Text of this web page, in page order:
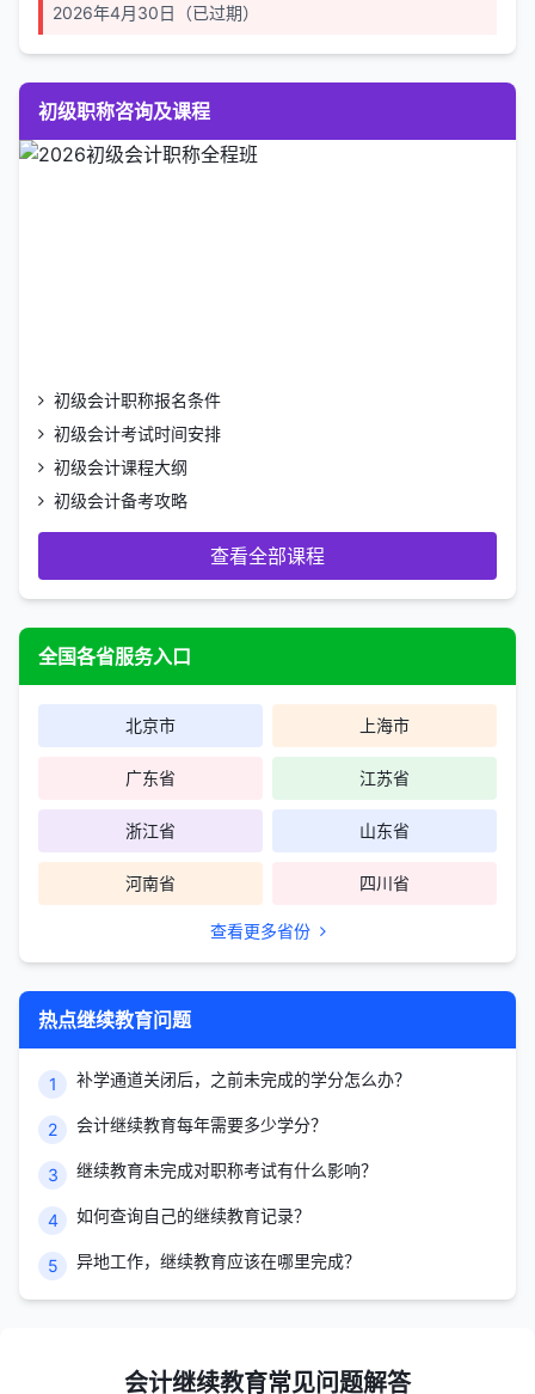
2026年4月30日（已过期）
初级职称咨询及课程
2026初级会计职称全程班
名师授课·精准考点·系统学习
初级会计职称报名条件
初级会计考试时间安排
初级会计课程大纲
初级会计备考攻略
查看全部课程
全国各省服务入口
北京市 上海市
广东省 江苏省
浙江省 山东省
河南省 四川省
查看更多省份
热点继续教育问题
1 补学通道关闭后，之前未完成的学分怎么办？
2 会计继续教育每年需要多少学分？
3 继续教育未完成对职称考试有什么影响？
4 如何查询自己的继续教育记录？
5 异地工作，继续教育应该在哪里完成？
会计继续教育常见问题解答